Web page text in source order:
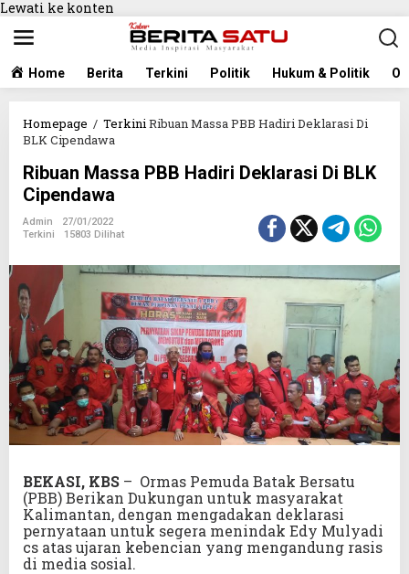
Lewati ke konten
Home Berita Terkini Politik Hukum & Politik
Homepage / TerkiniRibuan Massa PBB Hadiri Deklarasi Di
BLK Cipendawa
Ribuan Massa PBB Hadiri Deklarasi Di BLK
Cipendawa
Admin
27/01/2022
Terkini
15803 Dilihat
BEKASI, KBS – Ormas Pemuda Batak Bersatu
(PBB) Berikan Dukungan untuk masyarakat
Kalimantan, dengan mengadakan deklarasi
pernyataan untuk segera menindak Edy Mulyadi
cs atas ujaran kebencian yang mengandung rasis
di media sosial.